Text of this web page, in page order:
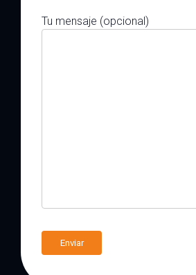
Tu mensaje (opcional)